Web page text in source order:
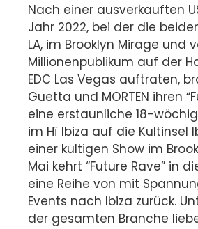
Nach einer ausverkauften
Jahr 2022, bei der die
LA, im Brooklyn Mirage und
Millionenpublikum auf der
EDC Las Vegas auftraten,
Guetta und MORTEN ihren
eine erstaunliche 18-
im Hï Ibiza auf die Kultinsel
einer kultigen Show im
Mai kehrt “Future Rave” in
eine Reihe von mit
Events nach Ibiza zurück.
der gesamten Branche